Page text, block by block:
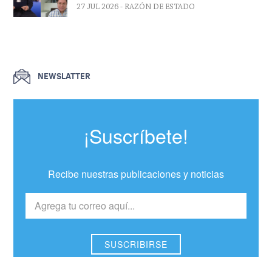
27 JUL 2026 - RAZÓN DE ESTADO
NEWSLATTER
¡Suscríbete!
Recibe nuestras publicaciones y noticias